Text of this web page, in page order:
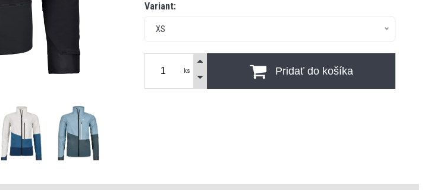
Variant:
XS
ks Pridať do košíka